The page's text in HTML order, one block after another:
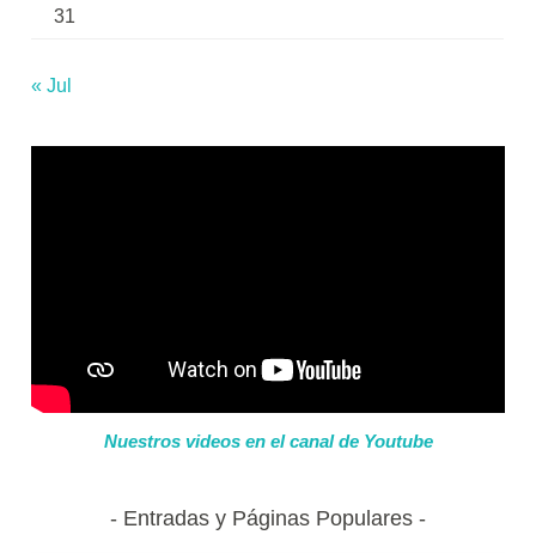
31
« Jul
Nuestros videos en el canal de Youtube
Entradas y Páginas Populares